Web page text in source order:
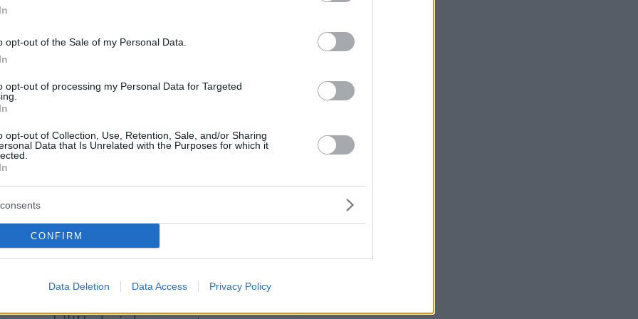
opt-out of the Sale of my Personal Data.
opt-out of processing my Personal Data for Targeted
opt-out of Collection, Use, Retention, Sale, and/or Sharing
Data that Is Unrelated with the Purposes for which it
CONFIRM
Data Deletion Data Access Privacy Policy
del proprio collegio elettorale
elettori esprimeranno il loro voto non si trova
circoscrizione vicina. I funzionari affermano
seggio elettorale stesso sia situato all’interno dei
di Budapest per un
legale, è emersa dopo un ridisegno dei confini